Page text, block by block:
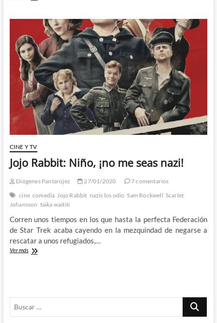
Aprendiendo
tratar
con
nazis
CINE Y TV
Jojo Rabbit: Niño, ¡no me seas nazi!
Diógenes Pantarújez 27/01/2020
7 comentarios
cine comedia Jojo Rabbit nazis los odio Sam Rockwell Scarlet
Johansson taika waititi
Corren unos tiempos en los que hasta la perfecta Federación
de Star Trek acaba cayendo en la mezquindad de negarse a
rescatar a unos refugiados,…
Ver másJojo
Buscar